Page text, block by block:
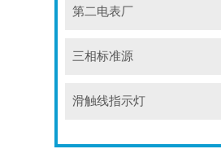
第二电表厂
三相标准源
滑触线指示灯